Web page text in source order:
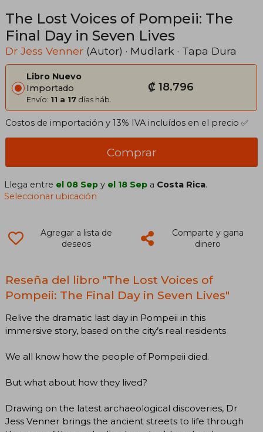
The Lost Voices of Pompeii: The
Final Day in Seven Lives
Dr Jess Venner (Autor) · Mudlark · Tapa Dura
Libro Nuevo
Importado
Envío: 11 a 17 días háb.
₡ 18.796
Costos de importación y 13% IVA incluídos en el precio ✅
Comprar
Llega entre el 08 Sep y el 18 Sep a Costa Rica.
Seleccionar ubicación
Agregar a lista de
deseos
Comparte y gana
dinero
Reseña del libro "The Lost Voices of
Pompeii: The Final Day in Seven Lives"
Relive the dramatic last day in Pompeii in this
immersive story, based on the city’s real residents
We all know how the people of Pompeii died.
But what about how they lived?
Drawing on the latest archaeological discoveries, Dr
Jess Venner brings the ancient streets to life through